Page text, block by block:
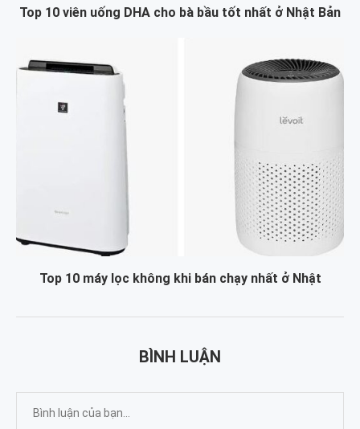
Top 10 viên uống DHA cho bà bầu tốt nhất ở Nhật Bản
Top 10 máy lọc không khi bán chạy nhất ở Nhật
BÌNH LUẬN